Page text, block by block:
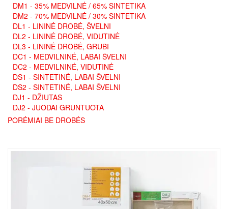
DM1 - 35% MEDVILNĖ / 65% SINTETIKA
DM2 - 70% MEDVILNĖ / 30% SINTETIKA
DL1 - LININĖ DROBĖ, ŠVELNI
DL2 - LININĖ DROBĖ, VIDUTINĖ
DL3 - LININĖ DROBĖ, GRUBI
DC1 - MEDVILNINĖ, LABAI ŠVELNI
DC2 - MEDVILNINĖ, VIDUTINĖ
DS1 - SINTETINĖ, LABAI ŠVELNI
DS2 - SINTETINĖ, LABAI ŠVELNI
DJ1 - DŽIUTAS
DJ2 - JUODAI GRUNTUOTA
PORĖMIAI BE DROBĖS